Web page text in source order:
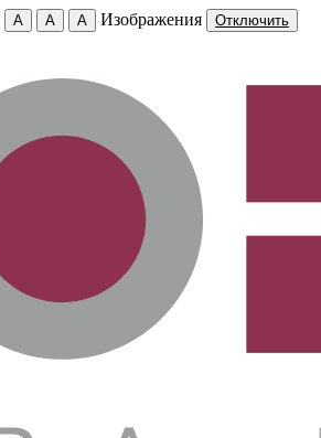
A A A Изображения Отключить